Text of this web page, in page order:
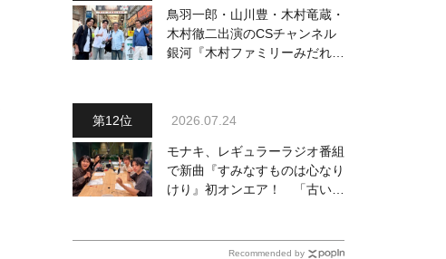
いてください！」
鳥羽一郎・山川豊・木村竜蔵・
木村徹二出演のCSチャンネル
銀河『木村ファミリーみだれ旅
2026.07.24
モナキ、レギュラーラジオ番組
で新曲『すみなすものは心なり
けり』初オンエア！ 「古い言
Recommended by